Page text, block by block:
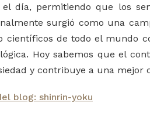
día, permitiendo que los
surgió como una
científicos de todo el mundo
Hoy sabemos que el
y contribuye a una mejor
blog: shinrin-yoku